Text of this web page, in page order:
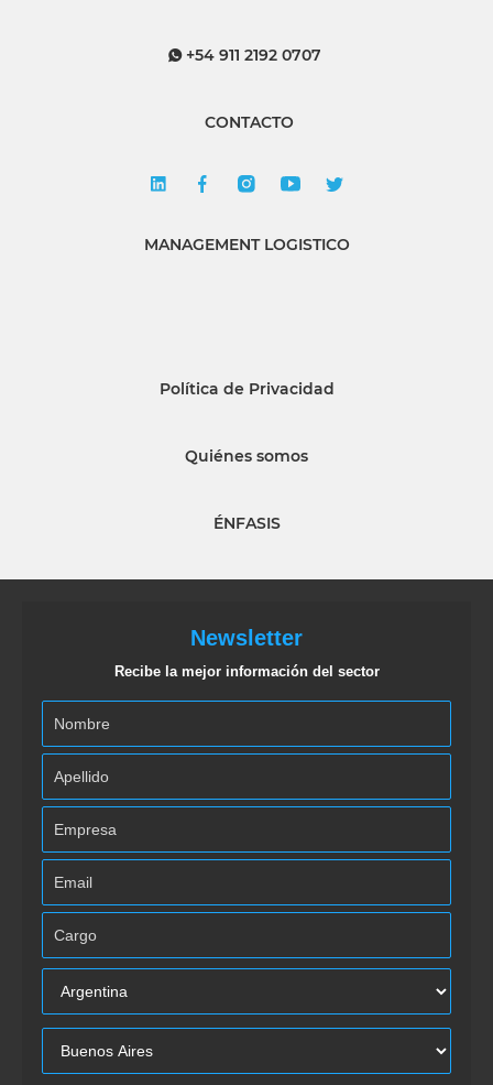
+54 911 2192 0707
CONTACTO
MANAGEMENT LOGISTICO
Política de Privacidad
Quiénes somos
ÉNFASIS
Newsletter
Recibe la mejor información del sector